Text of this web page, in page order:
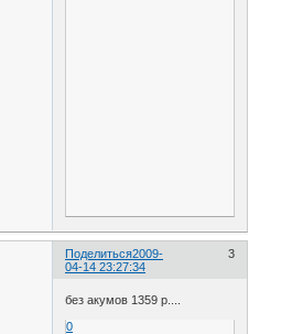
Поделиться 3
2009-
04-14 23:27:34
без акумов 1359 р....
0